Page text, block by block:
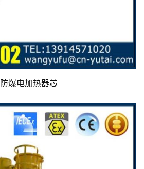
防爆电加热器芯